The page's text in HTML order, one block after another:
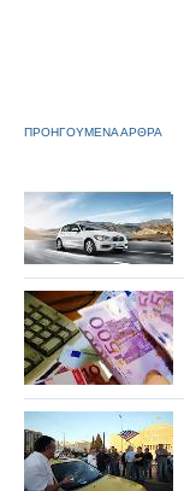
ΠΡΟΗΓΟΥΜΕΝΑ ΑΡΘΡΑ